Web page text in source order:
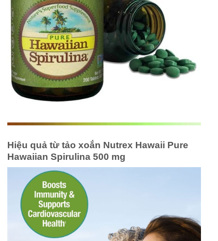
Hiệu quả từ tảo xoắn Nutrex Hawaii Pure
Hawaiian Spirulina 500 mg